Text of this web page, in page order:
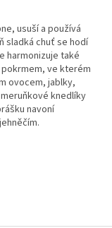
usuší a používá
sladká chuť se hodí
harmonizuje také
ve kterém
ovocem, jablky,
knedlíky
navoní